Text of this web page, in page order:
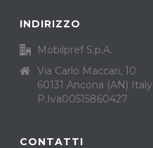
INDIRIZZO
Mobilpref S.p.A.
Via Carlo Maccari, 10
60131 Ancona (AN) Italy
P.Iva00515860427
CONTATTI